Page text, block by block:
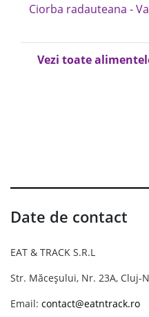
Ciorba radauteana -
Vezi toate
Date de contact
EAT & TRACK S.R.L
Str. Măceșului, Nr. 23A, Cluj-
Email: contact@eatntrack.ro